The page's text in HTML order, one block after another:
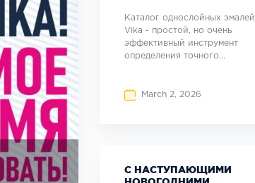
Каталог однослойных эмалей
Vika - простой, но очень
эффективный инструмент
определения точного...
March 2, 2026
С НАСТУПАЮЩИМИ